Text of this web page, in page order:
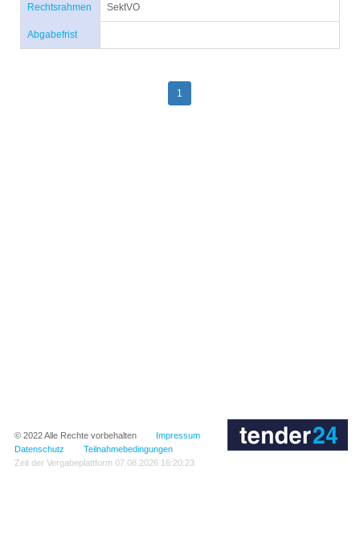
Rechtsrahmen SektVO
Abgabefrist
1
© 2022Alle Rechte vorbehalten
Impressum
Datenschutz
Teilnahmebedingungen
Zeit der Vergabeplattform 07.08.2026 16:20:23